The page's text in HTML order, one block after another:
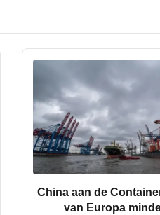
China aan de
van Europa